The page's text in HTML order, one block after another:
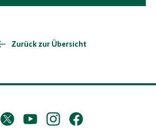
Zurück zur Übersicht
D
Twitter
X
YouTubeInstagramFacebook